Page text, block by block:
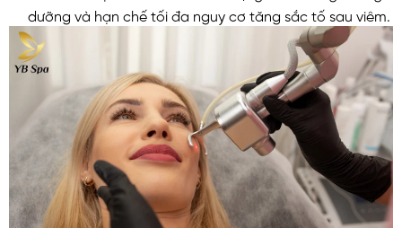
dưỡng và hạn chế tối đa nguy cơ tăng sắc tố sau viêm.